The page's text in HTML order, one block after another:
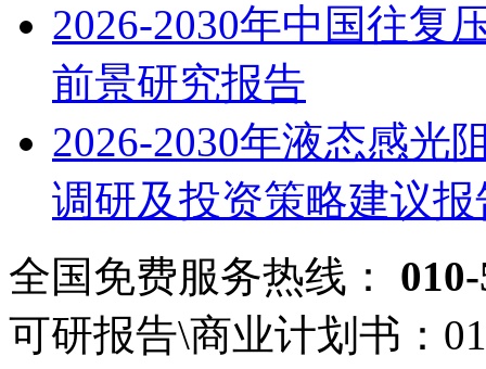
2026-2030年中国往复
前景研究报告
2026-2030年液态感光
调研及投资策略建议报
全国免费服务热线：
可研报告\商业计划书：